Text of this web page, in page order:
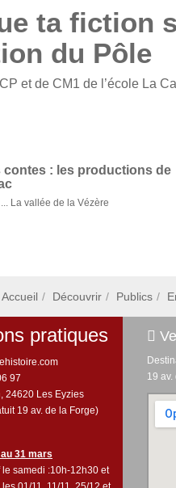
ta fiction
du Pôle
et de CM1 de l’école La
contes : les productions de
La vallée de la Vézère
Accueil Découvrir Publics
pratiques
97
24620 Les Eyzies
19 av. de la Forge)
31 mars
le samedi :10h-12h30 et
19